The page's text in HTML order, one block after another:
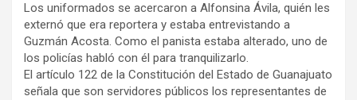
Los uniformados se acercaron a Alfonsina Ávila, quién les
externó que era reportera y estaba entrevistando a
Guzmán Acosta. Como el panista estaba alterado, uno de
los policías habló con él para tranquilizarlo.
El artículo 122 de la Constitución del Estado de Guanajuato
señala que son servidores públicos los representantes de